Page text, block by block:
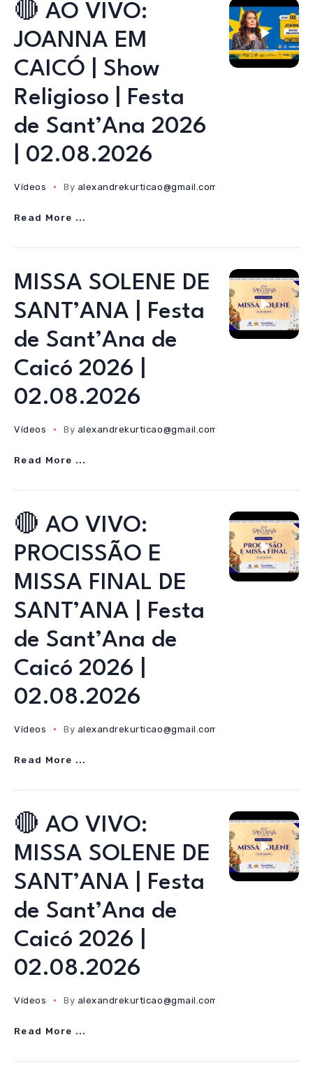
🔴 AO VIVO:
JOANNA EM
CAICÓ | Show
Religioso | Festa
de Sant’Ana 2026
| 02.08.2026
Vídeos By alexandrekurticao@gmail.com
Read More ...
MISSA SOLENE DE
SANT’ANA | Festa
de Sant’Ana de
Caicó 2026 |
02.08.2026
Vídeos By alexandrekurticao@gmail.com
Read More ...
🔴 AO VIVO:
PROCISSÃO E
MISSA FINAL DE
SANT’ANA | Festa
de Sant’Ana de
Caicó 2026 |
02.08.2026
Vídeos By alexandrekurticao@gmail.com
Read More ...
🔴 AO VIVO:
MISSA SOLENE DE
SANT’ANA | Festa
de Sant’Ana de
Caicó 2026 |
02.08.2026
Vídeos By alexandrekurticao@gmail.com
Read More ...